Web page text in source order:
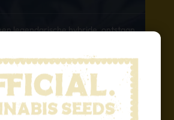
legendarische hybride, ontstaan
een geïnspireerde, opgewekte
in Californië, levert deze
fans een zoete bessengeur,
gebalanceerde effecten, perfect
en ontspanning. Ben je benieuwd
teelt tips of het terpeenprofiel?